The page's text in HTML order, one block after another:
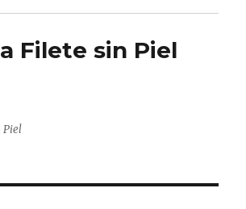
Filete sin Piel
Piel